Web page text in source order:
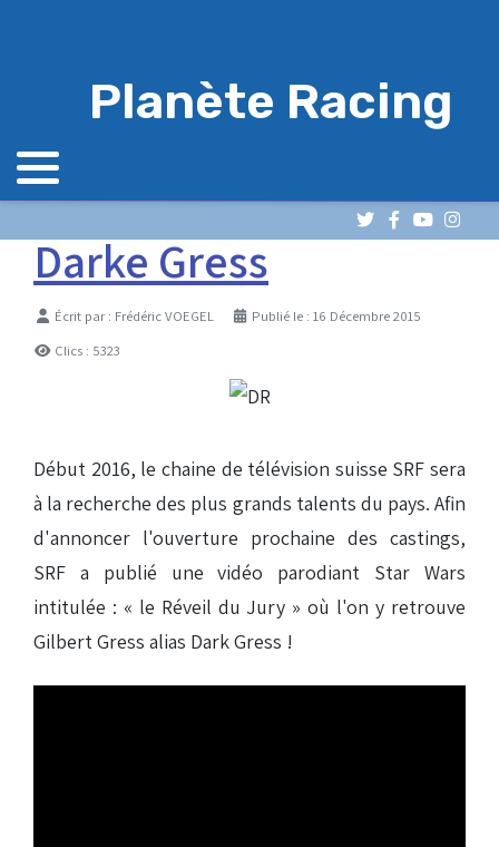
Planète Racing
Darke Gress
DétailsÉcrit par : Frédéric VOEGEL
Publié le : 16 Décembre 2015
Clics : 5323
Début 2016, le chaine de télévision suisse SRF sera
à la recherche des plus grands talents du pays. Afin
d'annoncer l'ouverture prochaine des castings,
SRF a publié une vidéo parodiant Star Wars
intitulée : « le Réveil du Jury » où l'on y retrouve
Gilbert Gress alias Dark Gress !